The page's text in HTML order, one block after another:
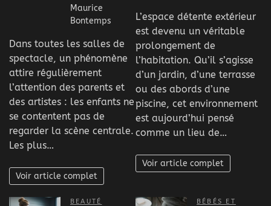
Maurice
Bontemps
Dans toutes les salles de
spectacle, un phénomène
attire régulièrement
l’attention des parents et
des artistes : les enfants ne
se contentent pas de
regarder la scène centrale.
Les plus…
Voir article complet
L’espace détente extérieur
est devenu un véritable
prolongement de
l’habitation. Qu’il s’agisse
d’un jardin, d’une terrasse
ou des abords d’une
piscine, cet environnement
est aujourd’hui pensé
comme un lieu de…
Voir article complet
BEAUTÉ
BÉBÉS ET